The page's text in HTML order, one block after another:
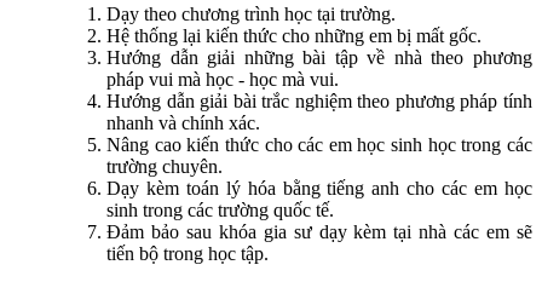
Dạy theo chương trình học tại trường.
Hệ thống lại kiến thức cho những em bị mất gốc.
Hướng dẫn giải những bài tập về nhà theo phương
pháp vui mà học - học mà vui.
Hướng dẫn giải bài trắc nghiệm theo phương pháp tính
nhanh và chính xác.
Nâng cao kiến thức cho các em học sinh học trong các
trường chuyên.
Dạy kèm toán lý hóa bằng tiếng anh cho các em học
sinh trong các trường quốc tế.
Đảm bảo sau khóa gia sư dạy kèm tại nhà các em sẽ
tiến bộ trong học tập.